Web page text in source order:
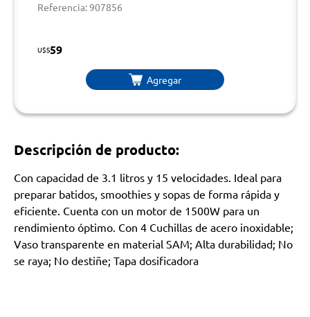
Referencia: 907856
U$S59
Agregar
Descripción de producto:
Con capacidad de 3.1 litros y 15 velocidades. Ideal para
preparar batidos, smoothies y sopas de forma rápida y
eficiente. Cuenta con un motor de 1500W para un
rendimiento óptimo. Con 4 Cuchillas de acero inoxidable;
Vaso transparente en material SAM; Alta durabilidad; No
se raya; No destiñe; Tapa dosificadora